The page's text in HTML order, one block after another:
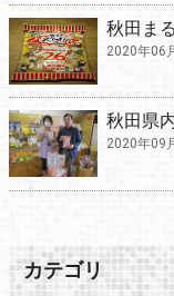
秋田ま
2020年06
秋田県
2020年09
カテゴリ